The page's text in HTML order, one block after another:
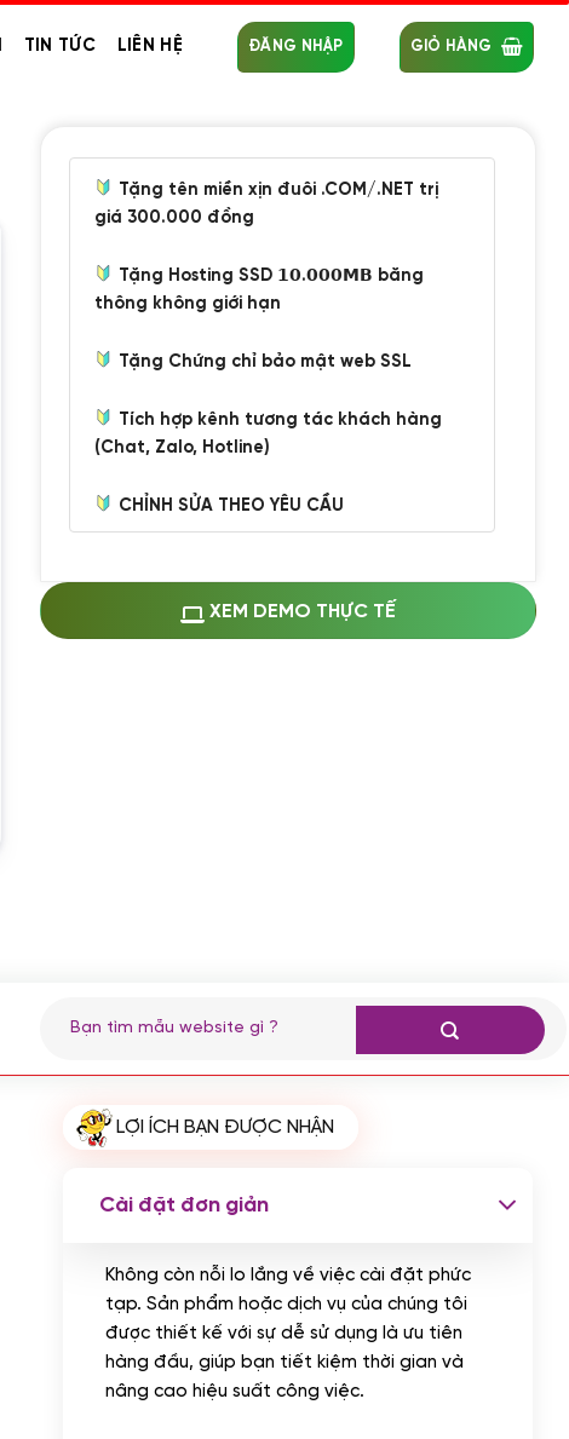
TIN TỨC LIÊN HỆ ĐĂNG NHẬP GIỎ HÀNG
Tặng tên miền xịn đuôi .COM/.NET trị
giá 300.000 đồng
Tặng Hosting SSD 𝟭𝟬.𝟬𝟬𝟬𝗠𝗕 băng
thông không giới hạn
Tặng Chứng chỉ bảo mật web SSL
Tích hợp kênh tương tác khách hàng
(Chat, Zalo, Hotline)
CHỈNH SỬA THEO YÊU CẦU
Thay logo + thông tin doanh nghiệp
(+100.000 VND)
Cài đặt plugin theo yêu cầu
(+100.000 VND)
qua ngân hàng vietcombank,
XEM DEMO THỰC TẾ
kiếm:
LỢI ÍCH BẠN ĐƯỢC NHẬN
Cài đặt đơn giản
Không còn nỗi lo lắng về việc cài đặt phức
tạp. Sản phẩm hoặc dịch vụ của chúng tôi
được thiết kế với sự dễ sử dụng là ưu tiên
hàng đầu, giúp bạn tiết kiệm thời gian và
nâng cao hiệu suất công việc.